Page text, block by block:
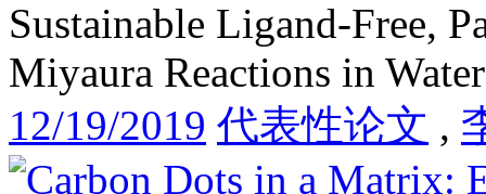
Sustainable Ligand-Free,
Miyaura Reactions in
12/19/2019 代表性论文 ,